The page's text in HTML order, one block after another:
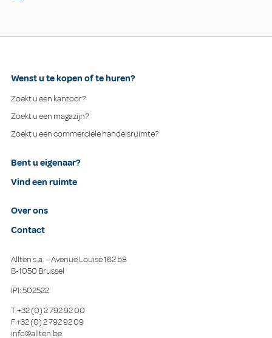
Wenst u te kopen of te huren?
Zoekt u een kantoor?
Zoekt u een magazijn?
Zoekt u een commerciële handelsruimte?
Bent u eigenaar?
Vind een ruimte
Over ons
Contact
Allten s.a. – Avenue Louise 162 b8
B-1050 Brussel
IPI: 502522
T+32 (0) 2 792 92 00
F+32 (0) 2 792 92 09
info@allten.be